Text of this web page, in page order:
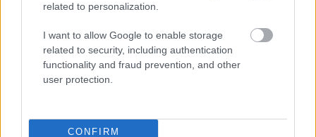
related to personalization.
I want to allow Google to enable storage
related to security, including authentication
functionality and fraud prevention, and other
user protection.
CONFIRM